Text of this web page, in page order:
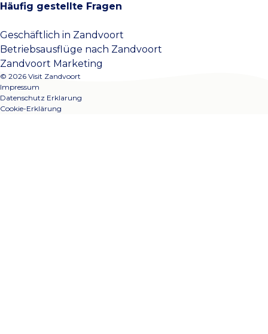
Häufig gestellte Fragen
Geschäftlich in Zandvoort
Betriebsausflüge nach Zandvoort
Zandvoort Marketing
© 2026 Visit Zandvoort
Impressum
Datenschutz Erklarung
Cookie-Erklärung